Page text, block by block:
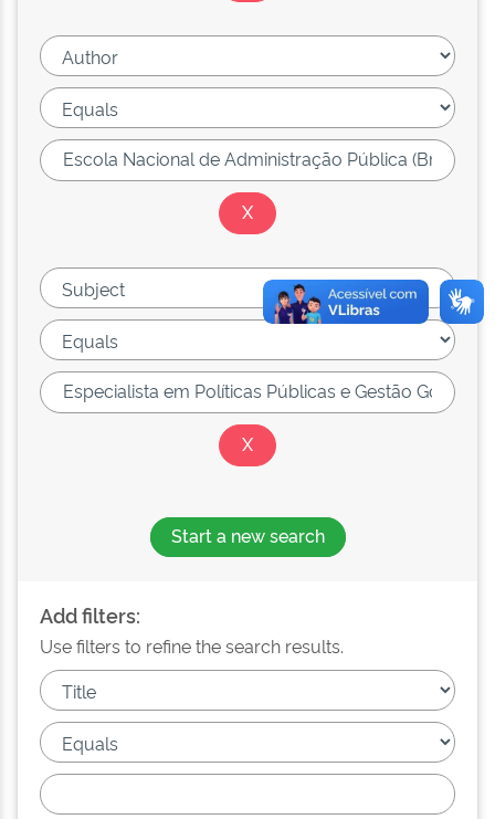
Start a new search
Add filters:
Use filters to refine the search results.